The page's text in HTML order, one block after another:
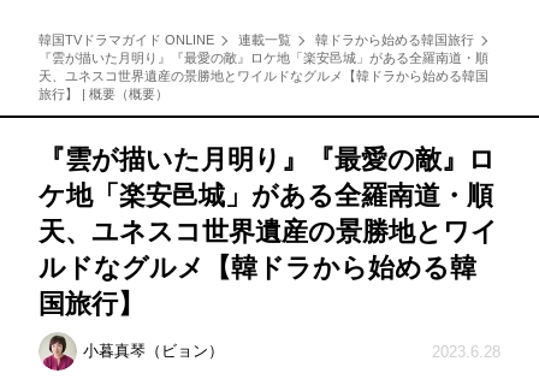
韓国TVドラマガイド ONLINE 連載一覧
韓ドラから始める韓国旅行
『雲が描いた月明り』『最愛の敵』ロケ地「楽安邑城」がある全羅南道・順
天、ユネスコ世界遺産の景勝地とワイルドなグルメ【韓ドラから始める韓国
旅行】 | 概要（概要）
『雲が描いた月明り』『最愛の敵』ロ
ケ地「楽安邑城」がある全羅南道・順
天、ユネスコ世界遺産の景勝地とワイ
ルドなグルメ【韓ドラから始める韓
国旅行】
小暮真琴（ビョン） 2023.6.28